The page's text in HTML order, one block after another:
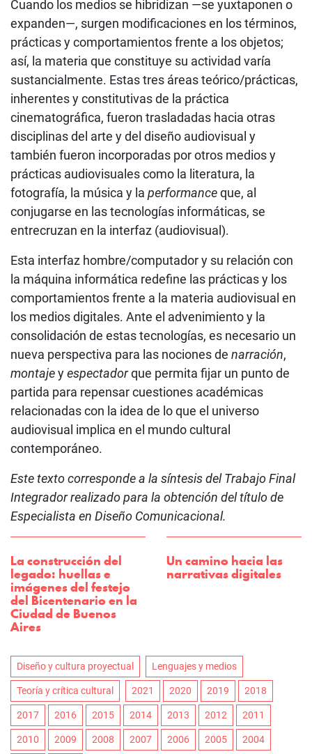
Cuando los medios se hibridizan —se yuxtaponen o
expanden—, surgen modificaciones en los términos,
prácticas y comportamientos frente a los objetos;
así, la materia que constituye su actividad varía
sustancialmente. Estas tres áreas teórico/prácticas,
inherentes y constitutivas de la práctica
cinematográfica, fueron trasladadas hacia otras
disciplinas del arte y del diseño audiovisual y
también fueron incorporadas por otros medios y
prácticas audiovisuales como la literatura, la
fotografía, la música y la performanceque, al
conjugarse en las tecnologías informáticas, se
entrecruzan en la interfaz (audiovisual).
Esta interfaz hombre/computador y su relación con
la máquina informática redefine las prácticas y los
comportamientos frente a la materia audiovisual en
los medios digitales. Ante el advenimiento y la
consolidación de estas tecnologías, es necesario un
nueva perspectiva para las nociones de narración,
montajeyespectadorque permita fijar un punto de
partida para repensar cuestiones académicas
relacionadas con la idea de lo que el universo
audiovisual implica en el mundo cultural
contemporáneo.
Este texto corresponde a la síntesis del Trabajo Final
Integrador realizado para la obtención del título de
Especialista en Diseño Comunicacional.
La construcción del
legado: huellas e
imágenes del festejo
del Bicentenario en la
Ciudad de Buenos
Aires
Un camino hacia las
narrativas digitales
Diseño y cultura proyectual Lenguajes y medios
Teoría y crítica cultural 2021 2020 2019 2018
2017 2016 2015 2014 2013 2012 2011
2010 2009 2008 2007 2006 2005 2004